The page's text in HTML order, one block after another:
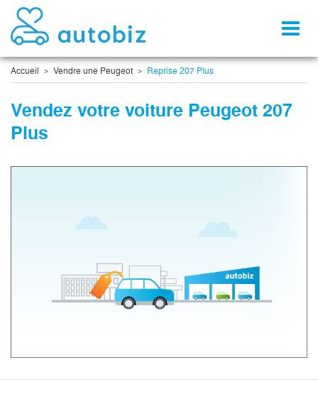
Accueil Vendre une Peugeot Reprise 207 Plus
Vendez votre voiture Peugeot 207
Plus